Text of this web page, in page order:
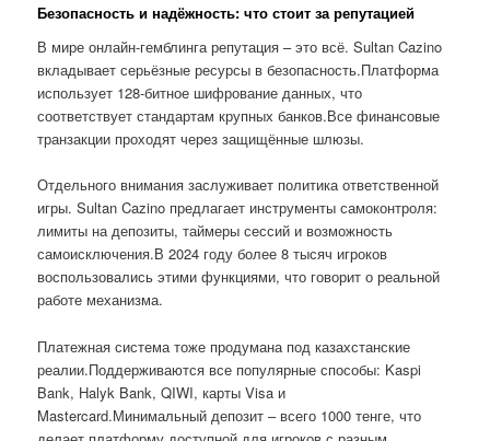
Безопасность и надёжность: что стоит за репутацией
В мире онлайн-гемблинга репутация – это всё. Sultan Cazino
вкладывает серьёзные ресурсы в безопасность.Платформа
использует 128-битное шифрование данных, что
соответствует стандартам крупных банков.Все финансовые
транзакции проходят через защищённые шлюзы.
Отдельного внимания заслуживает политика ответственной
игры. Sultan Cazino предлагает инструменты самоконтроля:
лимиты на депозиты, таймеры сессий и возможность
самоисключения.В 2024 году более 8 тысяч игроков
воспользовались этими функциями, что говорит о реальной
работе механизма.
Платежная система тоже продумана под казахстанские
реалии.Поддерживаются все популярные способы: Kaspi
Bank, Halyk Bank, QIWI, карты Visa и
Mastercard.Минимальный депозит – всего 1000 тенге, что